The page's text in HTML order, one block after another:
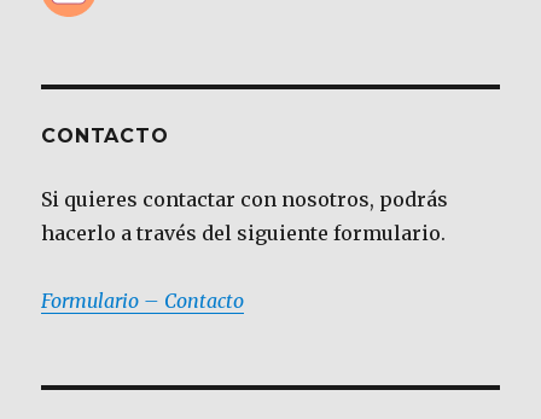
CONTACTO
Si quieres contactar con nosotros, podrás
hacerlo a través del siguiente formulario.
Formulario – Contacto